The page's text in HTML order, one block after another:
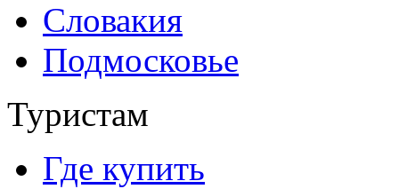
Словакия
Подмосковье
Туристам
Где купить